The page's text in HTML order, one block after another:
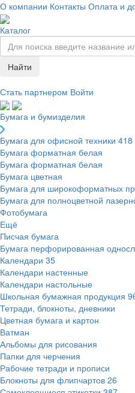
О компании Контакты Оплата и
Каталог
Найти
Стать партнером Войти
Бумага и бумизделия
Бумага для офисной техники 418
Бумага форматная белая
Бумага форматная белая
Бумага цветная
Бумага для широкоформатных
Бумага для полноцветной
Фотобумага
Ещё
Писчая бумага
Бумага перфорированная
Календари 35
Календари настенные
Календари настольные
Школьная бумажная продукция
Тетради, блокноты, дневники
Цветная бумага и картон
Ватман
Альбомы для рисования
Папки для черчения
Рабочие тетради и прописи
Блокноты для флипчартов 26